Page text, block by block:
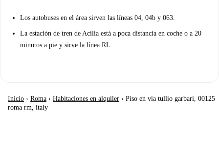
Los autobuses en el área sirven las líneas 04, 04b y 063.
La estación de tren de Acilia está a poca distancia en coche o a 20
minutos a pie y sirve la línea RL.
Inicio › Roma › Habitaciones en alquiler › Piso en via tullio garbari, 00125
roma rm, italy